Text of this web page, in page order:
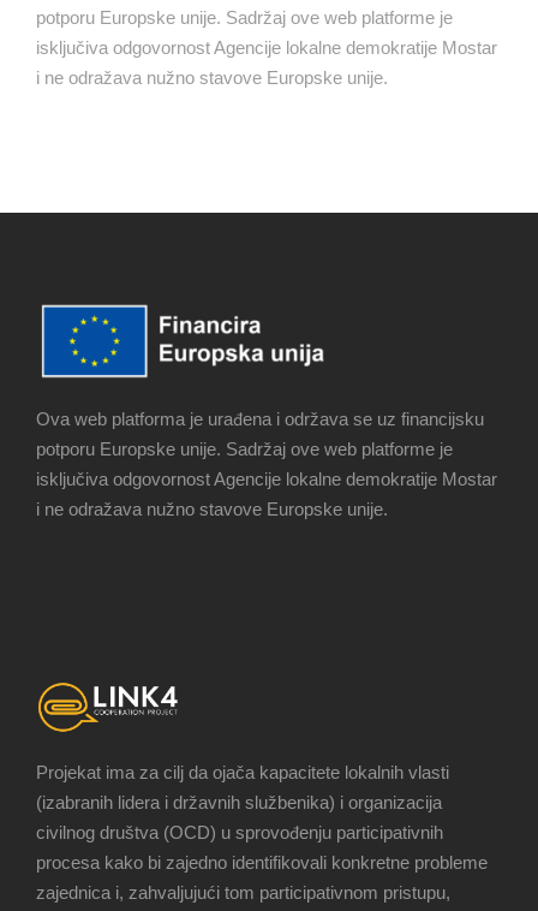
potporu Europske unije. Sadržaj ove web platforme je
isključiva odgovornost Agencije lokalne demokratije Mostar
i ne odražava nužno stavove Europske unije.
Ova web platforma je urađena i održava se uz financijsku
potporu Europske unije. Sadržaj ove web platforme je
isključiva odgovornost Agencije lokalne demokratije Mostar
i ne odražava nužno stavove Europske unije.
Projekat ima za cilj da ojača kapacitete lokalnih vlasti
(izabranih lidera i državnih službenika) i organizacija
civilnog društva (OCD) u sprovođenju participativnih
procesa kako bi zajedno identifikovali konkretne probleme
zajednica i, zahvaljujući tom participativnom pristupu,